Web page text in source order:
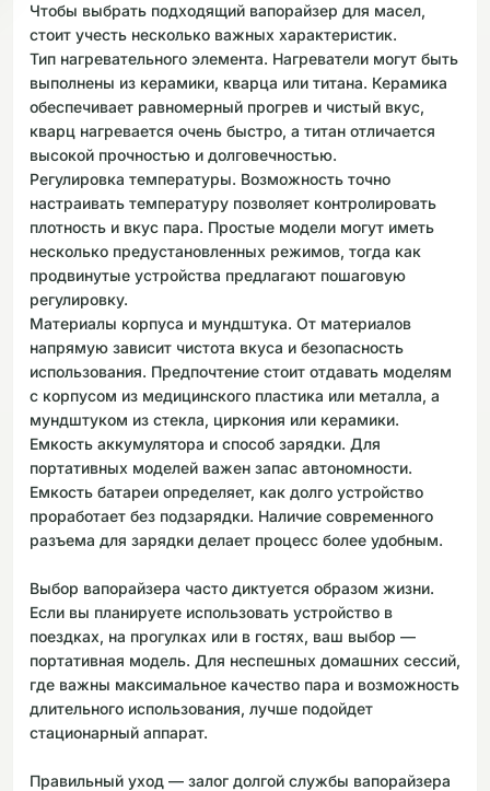
Чтобы выбрать подходящий вапорайзер для масел,
стоит учесть несколько важных характеристик.
Тип нагревательного элемента. Нагреватели могут быть
выполнены из керамики, кварца или титана. Керамика
обеспечивает равномерный прогрев и чистый вкус,
кварц нагревается очень быстро, а титан отличается
высокой прочностью и долговечностью.
Регулировка температуры. Возможность точно
настраивать температуру позволяет контролировать
плотность и вкус пара. Простые модели могут иметь
несколько предустановленных режимов, тогда как
продвинутые устройства предлагают пошаговую
регулировку.
Материалы корпуса и мундштука. От материалов
напрямую зависит чистота вкуса и безопасность
использования. Предпочтение стоит отдавать моделям
с корпусом из медицинского пластика или металла, а
мундштуком из стекла, циркония или керамики.
Емкость аккумулятора и способ зарядки. Для
портативных моделей важен запас автономности.
Емкость батареи определяет, как долго устройство
проработает без подзарядки. Наличие современного
разъема для зарядки делает процесс более удобным.
Выбор вапорайзера часто диктуется образом жизни.
Если вы планируете использовать устройство в
поездках, на прогулках или в гостях, ваш выбор —
портативная модель. Для неспешных домашних сессий,
где важны максимальное качество пара и возможность
длительного использования, лучше подойдет
стационарный аппарат.
Правильный уход — залог долгой службы вапорайзера